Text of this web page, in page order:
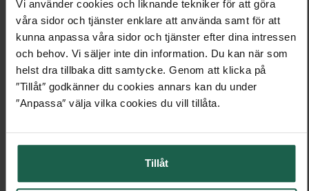
Vi använder cookies och liknande tekniker för att göra
våra sidor och tjänster enklare att använda samt för att
kunna anpassa våra sidor och tjänster efter dina intressen
och behov. Vi säljer inte din information. Du kan när som
helst dra tillbaka ditt samtycke. Genom att klicka på
″Tillåt″ godkänner du cookies annars kan du under
″Anpassa″ välja vilka cookies du vill tillåta.
Tillåt
Fira uterum
Fira finns i hela 150 storlekar vilket gör att du kan
få ett uterum som passar just ditt hus. Vare sig
det är en större villa eller en mindre
sommarstuga.
57 695 kr
TILL PRODUKTEN